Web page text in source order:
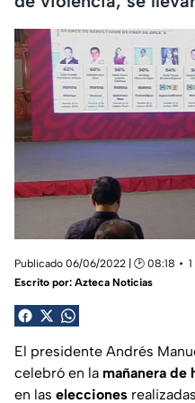
Publicado 06/06/2022 | 🕑 08:18
Escrito por: Azteca Noticias
El presidente Andrés
celebró en la mañanera de
en las elecciones